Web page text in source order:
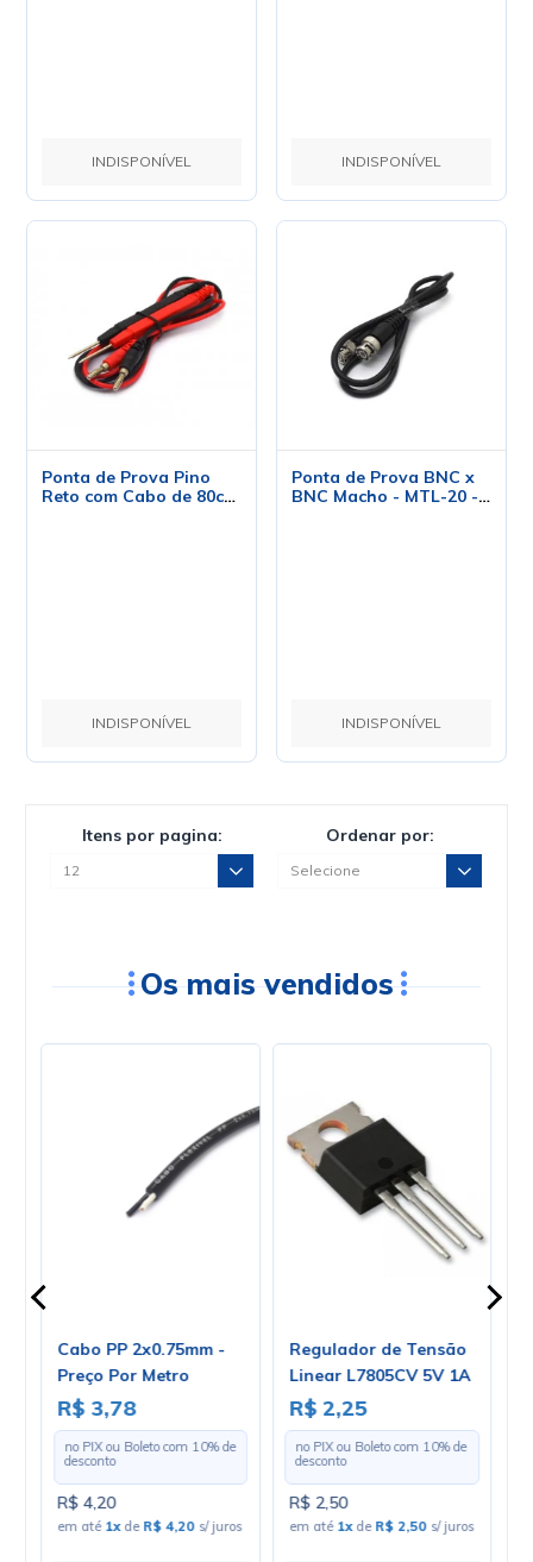
INDISPONÍVEL INDISPONÍVEL
Ponta de Prova Pino
Reto com Cabo de 80cm
INDISPONÍVEL
Ponta de Prova BNC x
BNC Macho - MTL-20 -
INDISPONÍVEL
Itens por pagina: Ordenar por:
Os mais vendidos
Cabo PP 2x0.75mm -
Preço Por Metro
R$ 3,78
no PIX ou Boleto com 10% de
desconto
R$ 4,20
em até 1xde R$ 4,20 s/ juros
Regulador de Tensão
Linear L7805CV 5V 1A
Positivo TO-220 - Cód.
Loja 03
R$ 2,25
no PIX ou Boleto com 10% de
desconto
R$ 2,50
em até 1xde R$ 2,50 s/ juros